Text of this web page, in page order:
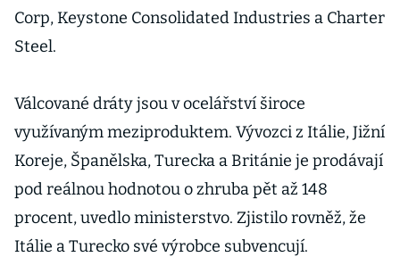
Corp, Keystone Consolidated Industries a Charter
Steel.
Válcované dráty jsou v ocelářství široce
využívaným meziproduktem. Vývozci z Itálie, Jižní
Koreje, Španělska, Turecka a Británie je prodávají
pod reálnou hodnotou o zhruba pět až 148
procent, uvedlo ministerstvo. Zjistilo rovněž, že
Itálie a Turecko své výrobce subvencují.